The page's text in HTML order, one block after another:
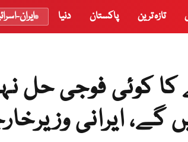
تازہ ترین پاکستان دنیا ایران-
کا کوئی فوجی حل
گے، ایرانی